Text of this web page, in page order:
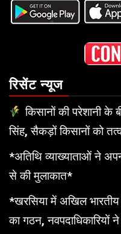
रिसेंट न्यूज
किसानों की परेशानी
सिंह, सैकड़ों किसानों को
*अतिथि व्याख्याताओं ने
से की मुलाकात*
*खरसिया में अखिल भारतीय
का गठन, नवपदाधिकारियों ने